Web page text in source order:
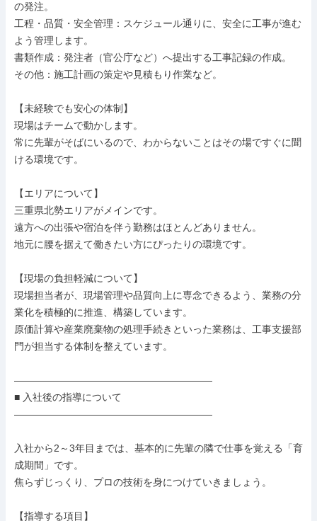
の発注。
工程・品質・安全管理：スケジュール通りに、安全に工事が進む
よう管理します。
書類作成：発注者（官公庁など）へ提出する工事記録の作成。
その他：施工計画の策定や見積もり作業など。
【未経験でも安心の体制】
現場はチームで動かします。
常に先輩がそばにいるので、わからないことはその場ですぐに聞
ける環境です。
【エリアについて】
三重県北勢エリアがメインです。
遠方への出張や宿泊を伴う勤務はほとんどありません。
地元に腰を据えて働きたい方にぴったりの環境です。
【現場の負担軽減について】
現場担当者が、現場管理や品質向上に専念できるよう、業務の分
業化を積極的に推進、構築しています。
原価計算や産業廃棄物の処理手続きといった業務は、工事支援部
門が担当する体制を整えています。
――――――――――――――――――――
■ 入社後の指導について
――――――――――――――――――――
入社から2～3年目までは、基本的に先輩の隣で仕事を覚える「育
成期間」です。
焦らずじっくり、プロの技術を身につけていきましょう。
【指導する項目】